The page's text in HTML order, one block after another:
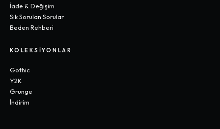
İade & Değişim
Sık Sorulan Sorular
Beden Rehberi
KOLEKSIYONLAR
Gothic
Y2K
Grunge
İndirim